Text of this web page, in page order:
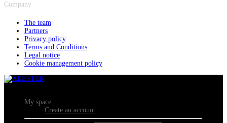
Company
The team
Partners
Privacy policy
Terms and Conditions
Legal notice
Cookie management policy
My space
Create an account